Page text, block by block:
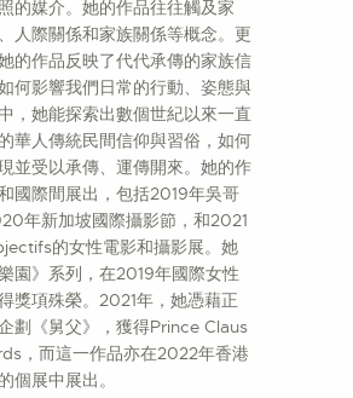
的媒介。她的作品往往觸及家
人際關係和家族關係等概念。更
的作品反映了代代承傳的家族信
何影響我們日常的行動、姿態與
，她能探索出數個世紀以來一直
華人傳統民間信仰與習俗，如何
並受以承傳、運傳開來。她的作
國際間展出，包括2019年吳哥
年新加坡國際攝影節，和2021
的女性電影和攝影展。她
園》系列，在2019年國際女性
獎項殊榮。2021年，她憑藉正
劃《舅父》，獲得Prince Claus
，而這一作品亦在2022年香港
個展中展出。